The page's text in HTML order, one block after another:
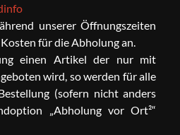
unserer Öffnungszeiten
für die Abholung an.
einen Artikel der nur mit
wird, so werden für alle
(sofern nicht anders
„Abholung vor Ort²“